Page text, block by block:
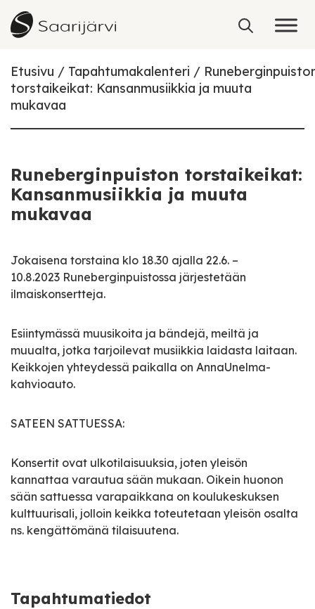
Skip to content
Etusivu Tapahtumakalenteri
torstaikeikat: Kansanmusiikkia ja muuta
mukavaa
Runeberginpuiston torstaikeikat:
Kansanmusiikkia ja muuta
mukavaa
Jokaisena torstaina klo 18.30 ajalla 22.6. –
10.8.2023 Runeberginpuistossa järjestetään
ilmaiskonsertteja.
Esiintymässä muusikoita ja bändejä, meiltä ja
muualta, jotka tarjoilevat musiikkia laidasta laitaan.
Keikkojen yhteydessä paikalla on AnnaUnelma-
kahvioauto.
SATEEN SATTUESSA:
Konsertit ovat ulkotilaisuuksia, joten yleisön
kannattaa varautua sään mukaan. Oikein huonon
sään sattuessa varapaikkana on koulukeskuksen
kulttuurisali, jolloin keikka toteutetaan yleisön osalta
ns. kengättömänä tilaisuutena.
Tapahtumatiedot